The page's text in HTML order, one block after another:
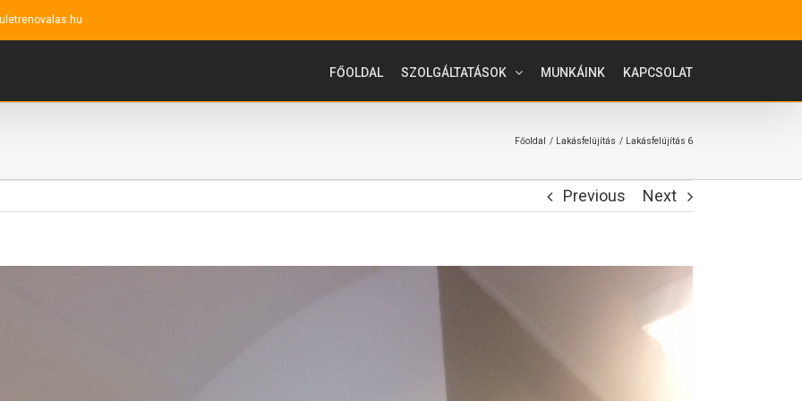
FŐOLDAL SZOLGÁLTATÁSOK MUNKÁINK KAPCSOLAT
Főoldal Lakásfelújítás Lakásfelújítás 6
Previous Next